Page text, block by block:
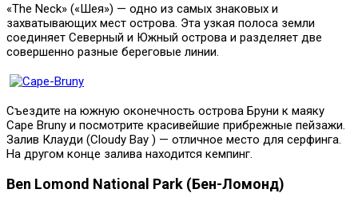
«The Neck» («Шея») — одно из самых знаковых и
захватывающих мест острова. Эта узкая полоса земли
соединяет Северный и Южный острова и разделяет две
совершенно разные береговые линии.
Съездите на южную оконечность острова Бруни к маяку
Cape Bruny и посмотрите красивейшие прибрежные пейзажи.
Залив Клауди (Cloudy Bay ) — отличное место для серфинга.
На другом конце залива находится кемпинг.
Ben Lomond National Park (Бен-Ломонд)